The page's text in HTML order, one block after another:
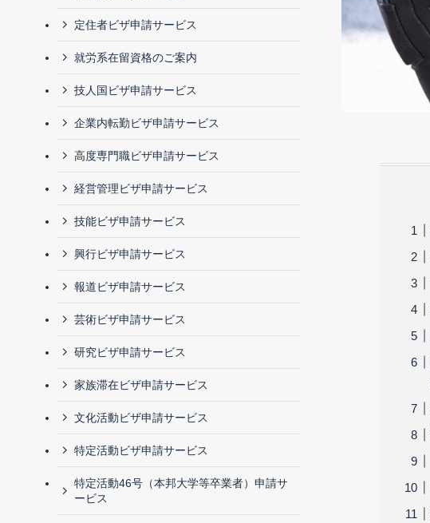
定住者ビザ申請サービス
就労系在留資格のご案内
技人国ビザ申請サービス
企業内転勤ビザ申請サービス
高度専門職ビザ申請サービス
経営管理ビザ申請サービス
技能ビザ申請サービス
興行ビザ申請サービス
報道ビザ申請サービス
芸術ビザ申請サービス
研究ビザ申請サービス
家族滞在ビザ申請サービス
文化活動ビザ申請サービス
特定活動ビザ申請サービス
特定活動46号（本邦大学等卒業者）申請サ
ービス